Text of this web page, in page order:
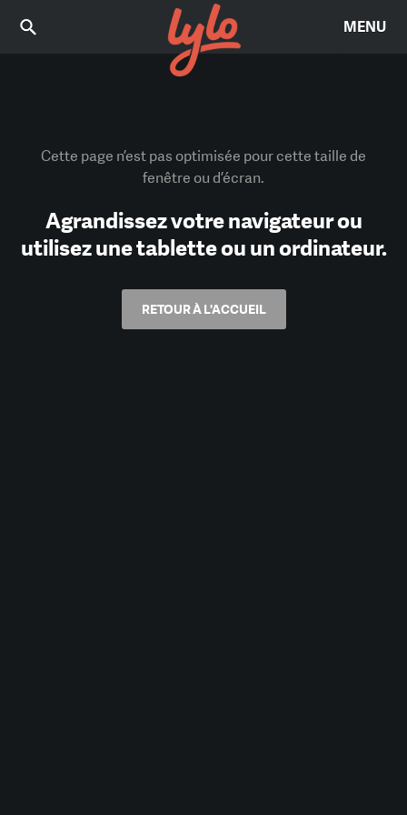
MENU
Cette page n’est pas optimisée pour cette taille de
fenêtre ou d’écran.
Agrandissez votre navigateur ou
utilisez une tablette ou un ordinateur.
RETOUR À L'ACCUEIL